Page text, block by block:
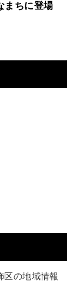
まちに登場
区の地域情報